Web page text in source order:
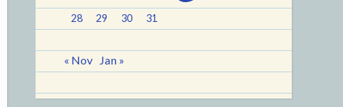
28 29 30 31
« Nov Jan »